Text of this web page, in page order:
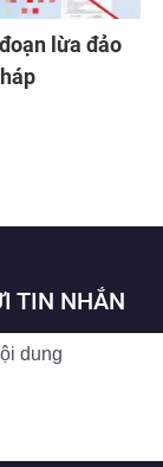
lừa đảo
TIN NHẮN